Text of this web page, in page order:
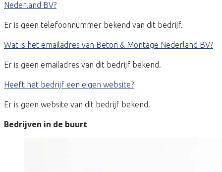
Nederland BV?
Er is geen telefoonnummer bekend van dit bedrijf.
Wat is het emailadres van Beton & Montage Nederland BV?
Er is geen emailadres van dit bedrijf bekend.
Heeft het bedrijf een eigen website?
Er is geen website van dit bedrijf bekend.
Bedrijven in de buurt